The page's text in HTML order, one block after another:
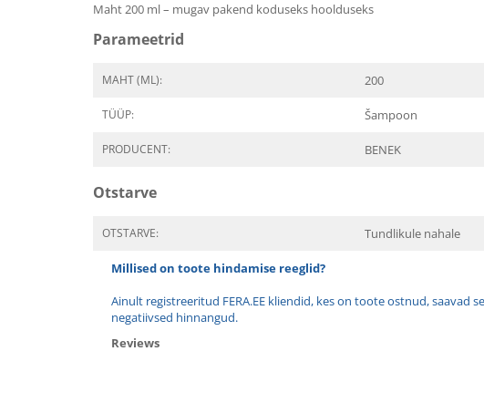
Maht 200 ml – mugav pakend koduseks hoolduseks
Parameetrid
MAHT (ML): 200
TÜÜP: Šampoon
PRODUCENT: BENEK
Otstarve
OTSTARVE: Tundlikule nahale
Millised on toote hindamise reeglid?
Ainult registreeritud FERA.EE kliendid, kes on toote ostnud,
negatiivsed hinnangud.
Reviews